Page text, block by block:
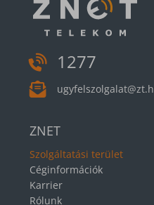
1277
ZNET
Szolgáltatási terület
Céginformációk
Karrier
Rólunk